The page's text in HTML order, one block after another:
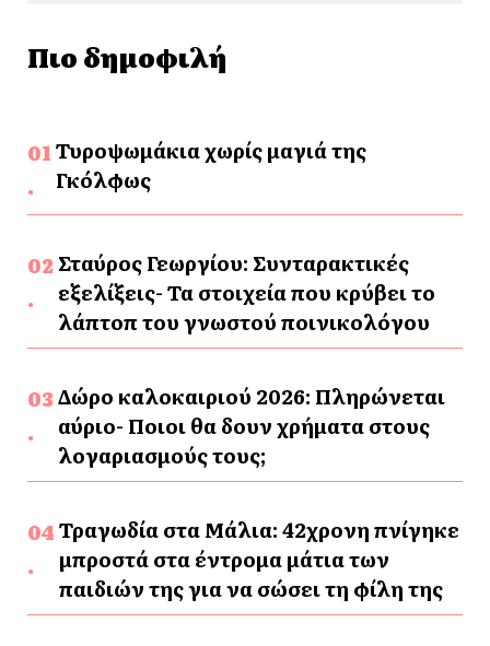
Πιο δημοφιλή
Τυροψωμάκια χωρίς μαγιά της
Γκόλφως
Σταύρος Γεωργίου: Συνταρακτικές
εξελίξεις- Τα στοιχεία που κρύβει το
λάπτοπ του γνωστού ποινικολόγου
Δώρο καλοκαιριού 2026: Πληρώνεται
αύριο- Ποιοι θα δουν χρήματα στους
λογαριασμούς τους;
Τραγωδία στα Μάλια: 42χρονη πνίγηκε
μπροστά στα έντρομα μάτια των
παιδιών της για να σώσει τη φίλη της